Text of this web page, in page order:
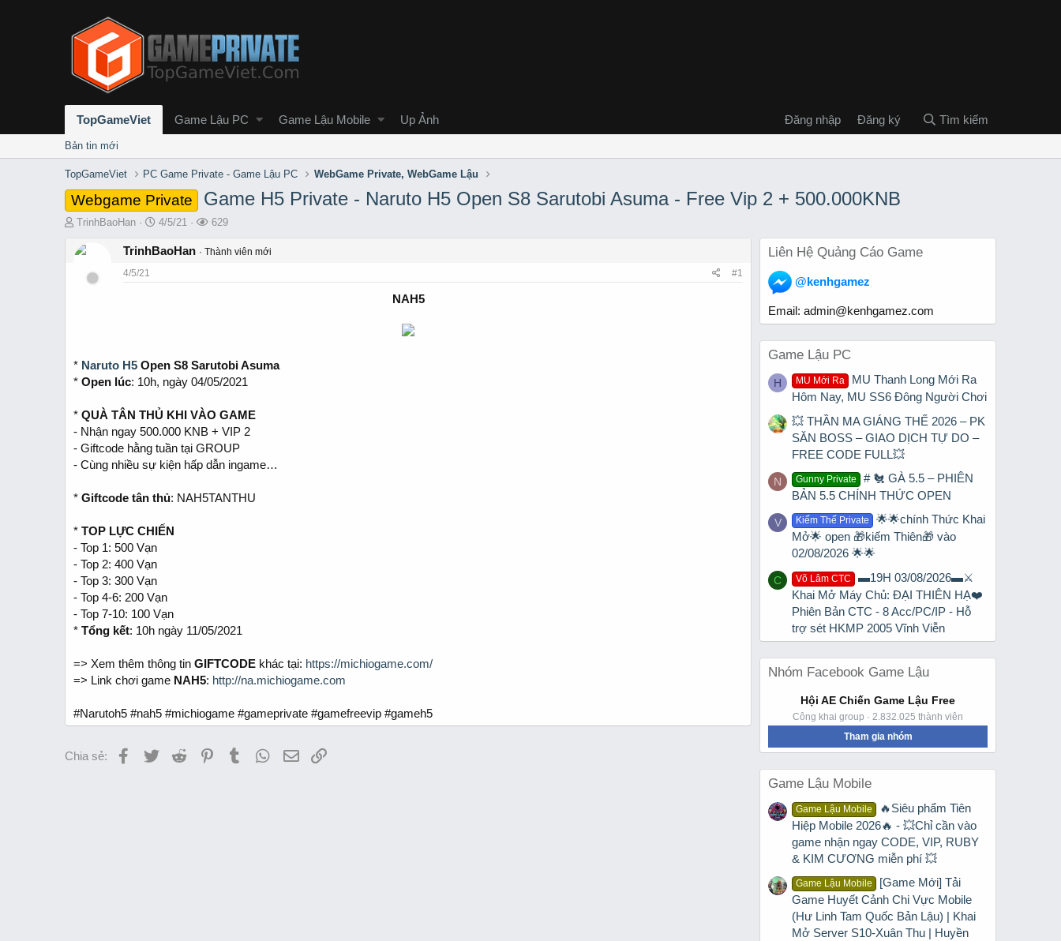
TopGameViet Game Lậu PC Game Lậu Mobile Up Ảnh Đăng nhập Đăng ký Tìm kiếm
Bản tin mới
TopGameViet PC Game Private - Game Lậu PC WebGame Private, WebGame Lậu
Webgame Private Game H5 Private - Naruto H5 Open S8 Sarutobi Asuma - Free Vip 2 + 500.000KNB
T
r
t
e
TrinhBaoHan
S
a
4/5/21
L
ợ
629
TrinhBaoHan
Thành viên mới
4/5/21
#1
NAH5
* Naruto H5 Open S8 Sarutobi Asuma
* Open lúc: 10h, ngày 04/05/2021
* QUÀ TÂN THỦ KHI VÀO GAME
- Nhận ngay 500.000 KNB + VIP 2
- Giftcode hằng tuần tại GROUP
- Cùng nhiều sự kiện hấp dẫn ingame…
* Giftcode tân thủ: NAH5TANTHU
* TOP LỰC CHIẾN
- Top 1: 500 Vạn
- Top 2: 400 Vạn
- Top 3: 300 Vạn
- Top 4-6: 200 Vạn
- Top 7-10: 100 Vạn
* Tổng kết: 10h ngày 11/05/2021
=> Xem thêm thông tin GIFTCODE khác tại: https://michiogame.com/
=> Link chơi game NAH5: http://na.michiogame.com
#Narutoh5 #nah5 #michiogame #gameprivate #gamefreevip #gameh5
Chia sẻ: Facebook
TwitterReddit PinterestTumblr WhatsApp
EmailLink
Liên Hệ Quảng Cáo Game
@kenhgamez
Email: admin@kenhgamez.com
Game Lậu PC
H MU Mới Ra
MU Thanh Long Mới Ra
Hôm Nay, MU SS6 Đông Người Chơi
💥 THẦN MA GIÁNG THẾ 2026 – PK
SĂN BOSS – GIAO DỊCH TỰ DO –
FREE CODE FULL💥
N Gunny Private
# 🐔 GÀ 5.5 – PHIÊN
BẢN 5.5 CHÍNH THỨC OPEN
V Kiếm Thế Private
🌟🌟chính Thức Khai
Mở🌟 open 🎁kiếm Thiên🎁 vào
02/08/2026 🌟🌟
C Võ Lâm CTC
▬19H 03/08/2026▬⚔️
Khai Mở Máy Chủ: ĐẠI THIÊN HẠ❤️
Phiên Bản CTC - 8 Acc/PC/IP - Hỗ
trợ sét HKMP 2005 Vĩnh Viễn
Nhóm Facebook Game Lậu
Hội AE Chiến Game Lậu Free
Công khai group · 2.832.025 thành viên
Tham gia nhóm
Game Lậu Mobile
Game Lậu Mobile
🔥Siêu phẩm Tiên
Hiệp Mobile 2026🔥 - 💥Chỉ cần vào
game nhận ngay CODE, VIP, RUBY
& KIM CƯƠNG miễn phí 💥
Game Lậu Mobile
[Game Mới] Tải
Game Huyết Cảnh Chi Vực Mobile
(Hư Linh Tam Quốc Bản Lậu) | Khai
Mở Server S10-Xuân Thu | Huyền